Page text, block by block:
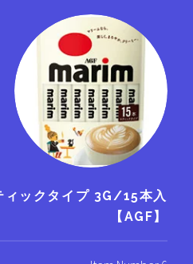
ィックタイプ 3G/15本入
【AGF】